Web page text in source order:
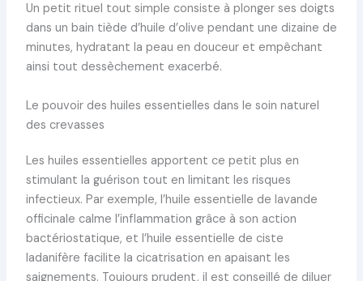
Un petit rituel tout simple consiste à plonger ses doigts
dans un bain tiède d’huile d’olive pendant une dizaine de
minutes, hydratant la peau en douceur et empêchant
ainsi tout dessèchement exacerbé.
Le pouvoir des huiles essentielles dans le soin naturel
des crevasses
Les huiles essentielles apportent ce petit plus en
stimulant la guérison tout en limitant les risques
infectieux. Par exemple, l’huile essentielle de lavande
officinale calme l’inflammation grâce à son action
bactériostatique, et l’huile essentielle de ciste
ladanifère facilite la cicatrisation en apaisant les
saignements. Toujours prudent, il est conseillé de diluer